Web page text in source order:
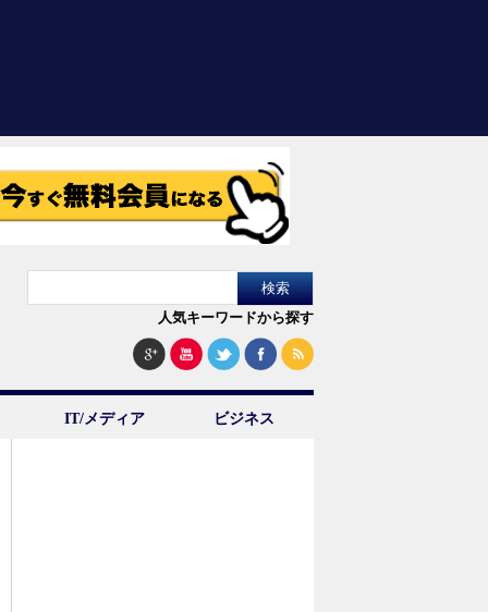
人気キーワードから探す
IT/メディア ビジネス